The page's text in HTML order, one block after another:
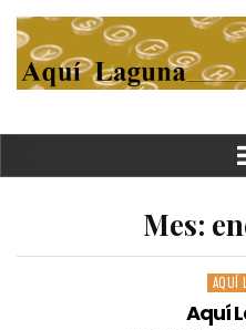
Mes:
AQUÍ
Aquí